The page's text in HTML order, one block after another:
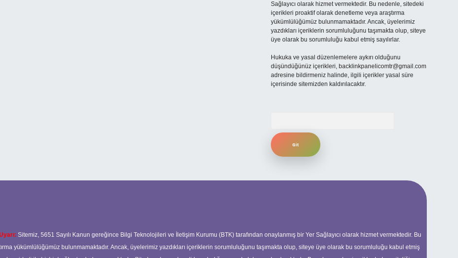
Sağlayıcı olarak hizmet vermektedir. Bu nedenle, sitedeki
içerikleri proaktif olarak denetleme veya araştırma
yükümlülüğümüz bulunmamaktadır. Ancak, üyelerimiz
yazdıkları içeriklerin sorumluluğunu taşımakta olup, siteye
üye olarak bu sorumluluğu kabul etmiş sayılırlar.
Hukuka ve yasal düzenlemelere aykırı olduğunu
düşündüğünüz içerikleri, backlinkpanelicomtr@gmail.com
adresine bildirmeniz halinde, ilgili içerikler yasal süre
içerisinde sitemizden kaldırılacaktır.
Sitemiz, 5651 Sayılı Kanun gereğince Bilgi Teknolojileri ve İletişim Kurumu (BTK) tarafından onaylanmış bir Yer Sağlayıcı olarak hizmet vermektedir. Bu
yükümlülüğümüz bulunmamaktadır. Ancak, üyelerimiz yazdıkları içeriklerin sorumluluğunu taşımakta olup, siteye üye olarak bu sorumluluğu kabul etmiş